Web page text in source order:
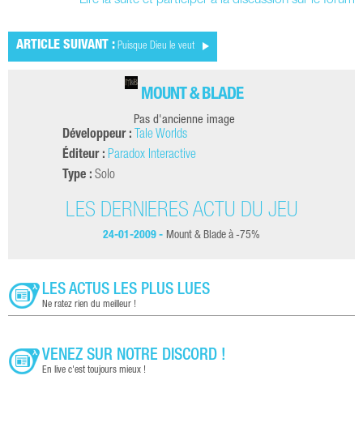
ARTICLE SUIVANT : Puisque Dieu le veut
MOUNT & BLADE
Pas d'ancienne image
Développeur : Tale Worlds
Éditeur : Paradox Interactive
Type : Solo
LES DERNIÈRES ACTU DU JEU
24-01-2009 - Mount & Blade à -75%
LES ACTUS LES PLUS LUES
Ne ratez rien du meilleur !
VENEZ SUR NOTRE DISCORD !
En live c'est toujours mieux !